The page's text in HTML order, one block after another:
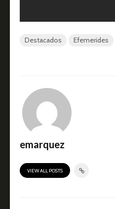
Destacados Efemerides
emarquez
VIEW ALL POSTS